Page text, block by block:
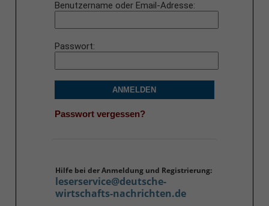
Benutzername oder Email-Adresse
Passwort
ANMELDEN
Passwort vergessen?
Hilfe bei der Anmeldung und Registrierung:
leserservice@deutsche-
wirtschafts-nachrichten.de